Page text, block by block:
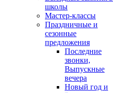
школы
Мастер-классы
Праздничные и
сезонные
предложения
Последние
звонки,
Выпускные
вечера
Новый год и